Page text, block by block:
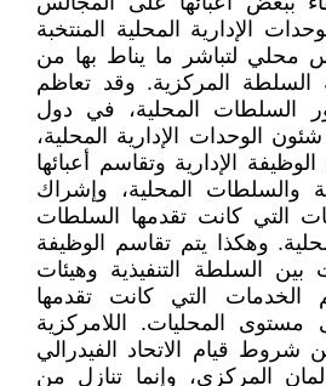
الإدارية المحلية المنتخبة
لتباشر ما يناط بها من
المركزية. وقد تعاظم
السلطات المحلية، في دول
الوحدات الإدارية المحلية،
الإدارية وتقاسم أعبائها
والسلطات المحلية، وإشراك
التي كانت تقدمها السلطات
وهكذا يتم تقاسم الوظيفة
بين السلطة التنفيذية وهيئات
الخدمات التي كانت تقدمها
مستوى المحليات. اللامركزية
شروط قيام الاتحاد الفيدرالي
المركزي، وإنما تنازل من